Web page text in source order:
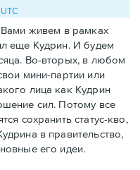
живем в рамках
еще Кудрин. И будем
Во-вторых, в любом
мини-партии или
лица как Кудрин
сил. Потому все
сохранить статус-кво,
в правительство,
его идеи.